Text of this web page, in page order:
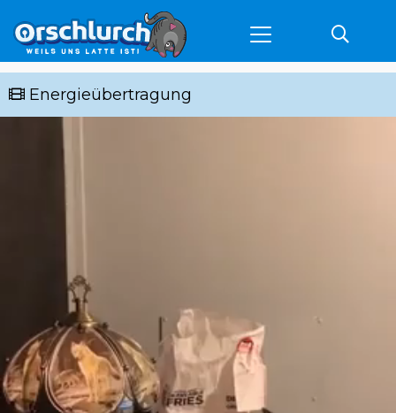
Energieübertragung